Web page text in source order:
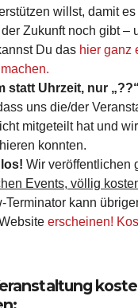
willst, damit
Zukunft noch gibt –
Du das hier ganz
statt Uhrzeit, nur
uns die/der
mitgeteilt hat und
konnten.
Wir veröffentlichen
Events, völlig
Terminator kann
erscheinen!